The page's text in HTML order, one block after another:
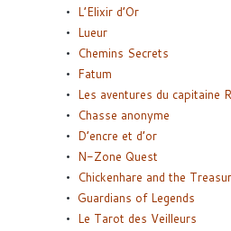
L’Elixir d’Or
Lueur
Chemins Secrets
Fatum
Les aventures du capitaine
Chasse anonyme
D’encre et d’or
N-Zone Quest
Chickenhare and the
Guardians of Legends
Le Tarot des Veilleurs